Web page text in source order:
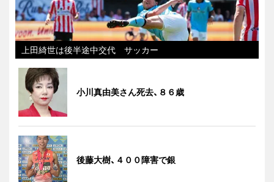
上田綺世は後半途中交代 サッカー
小川真由美さん死去、８６歳
後藤大樹、４００障害で銀